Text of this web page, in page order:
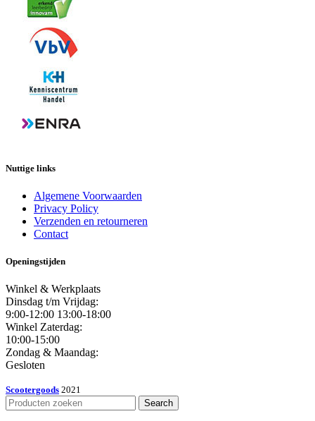
Nuttige links
Algemene Voorwaarden
Privacy Policy
Verzenden en retourneren
Contact
Openingstijden
Winkel & Werkplaats
Dinsdag t/m Vrijdag:
9:00-12:00 13:00-18:00
Winkel Zaterdag:
10:00-15:00
Zondag & Maandag:
Gesloten
Scootergoods 2021
Search